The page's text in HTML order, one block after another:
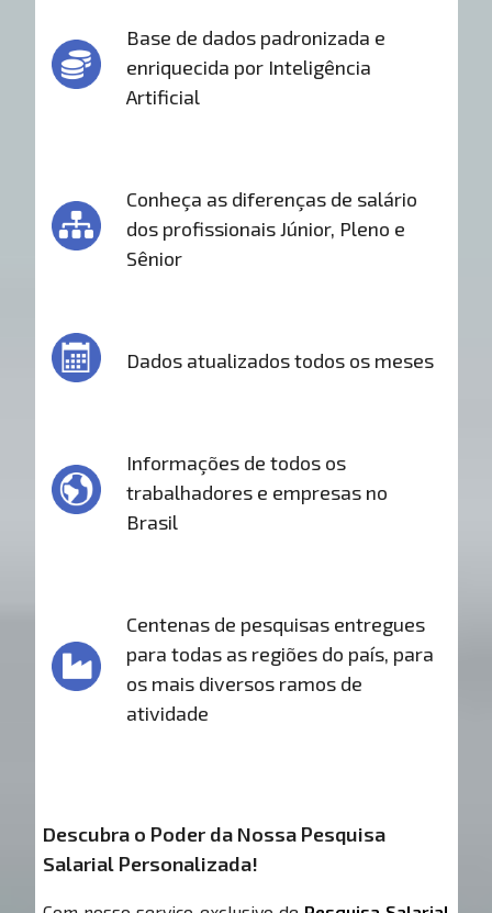
Base de dados padronizada e
enriquecida por Inteligência
Artificial
Conheça as diferenças de salário
dos profissionais Júnior, Pleno e
Sênior
Dados atualizados todos os meses
Informações de todos os
trabalhadores e empresas no
Brasil
Centenas de pesquisas entregues
para todas as regiões do país, para
os mais diversos ramos de
atividade
Descubra o Poder da Nossa Pesquisa
Salarial Personalizada!